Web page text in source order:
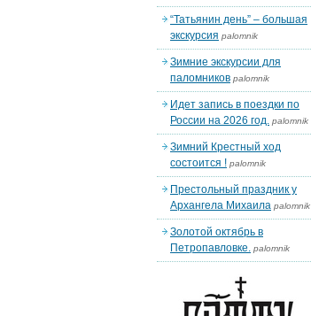
“Татьянин день” – большая
экскурсия palomnik
Зимние экскурсии для
паломников palomnik
Идет запись в поездки по
России на 2026 год. palomnik
Зимний Крестный ход
состоится ! palomnik
Престольный праздник у
Архангела Михаила palomnik
Золотой октябрь в
Петропавловке. palomnik